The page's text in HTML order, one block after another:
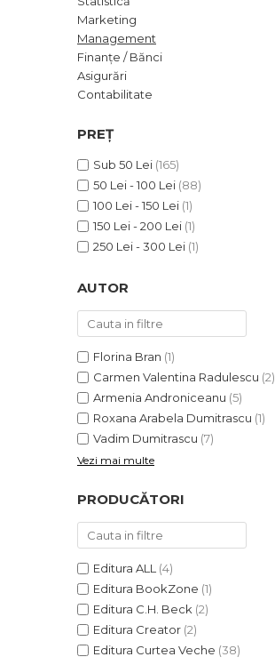
ADMINISTRATIVE
ȘTIINȚE ECONOMICE
ȘTIINȚE EXACTE
EDUCAȚIE FIZICĂ ȘI SPORT
PREUNIVERSITARIA
PACHETE DE STUDIU
PROMOȚIILE LUNII
Cum Cumpăr
Politica de Retur
Formular de Retur
Marketing
Management
Finanțe / Bănci
Asigurări
Contabilitate
PREȚ
Sub 50 Lei (165)
50 Lei - 100 Lei (88)
100 Lei - 150 Lei (1)
150 Lei - 200 Lei (1)
250 Lei - 300 Lei (1)
AUTOR
Florina Bran (1)
Carmen Valentina Radulescu (2)
Armenia Androniceanu (5)
Roxana Arabela Dumitrascu (1)
Vadim Dumitrascu (7)
Vezi mai multe
PRODUCĂTORI
Editura ALL (4)
Editura BookZone (1)
Editura C.H. Beck (2)
Editura Creator (2)
Editura Curtea Veche (38)